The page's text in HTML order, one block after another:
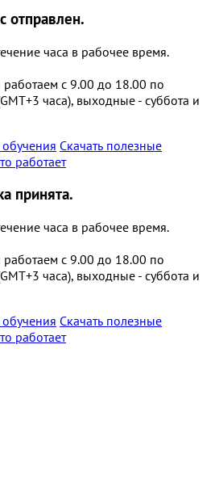
отправлен.
часа в рабочее время.
с 9.00 до 18.00 по
часа), выходные - суббота и
Скачать полезные
работает
принята.
часа в рабочее время.
с 9.00 до 18.00 по
часа), выходные - суббота и
Скачать полезные
работает